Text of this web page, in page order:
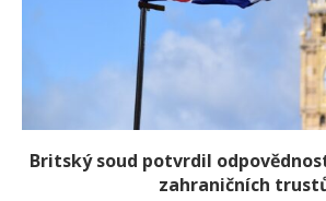
Britský soud potvrdil
zahraničních